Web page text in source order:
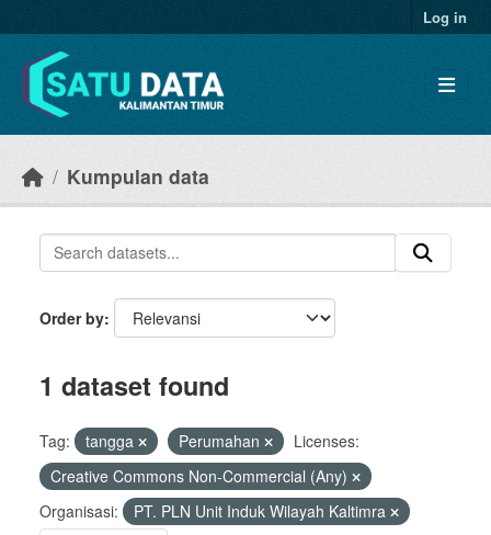
Log in
Kumpulan data
Order by
1 dataset found
Tag: tangga Perumahan
Licenses:
Creative Commons Non-Commercial (Any)
Organisasi:
PT. PLN Unit Induk Wilayah Kaltimra